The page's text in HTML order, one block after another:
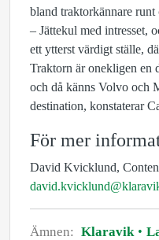
bland traktorkännare runt
– Jättekul med intresset,
ett ytterst värdigt ställe,
Traktorn är onekligen en
och då känns Volvo och
destination, konstaterar
För mer
David Kvicklund,
Ämnen: Klaravik